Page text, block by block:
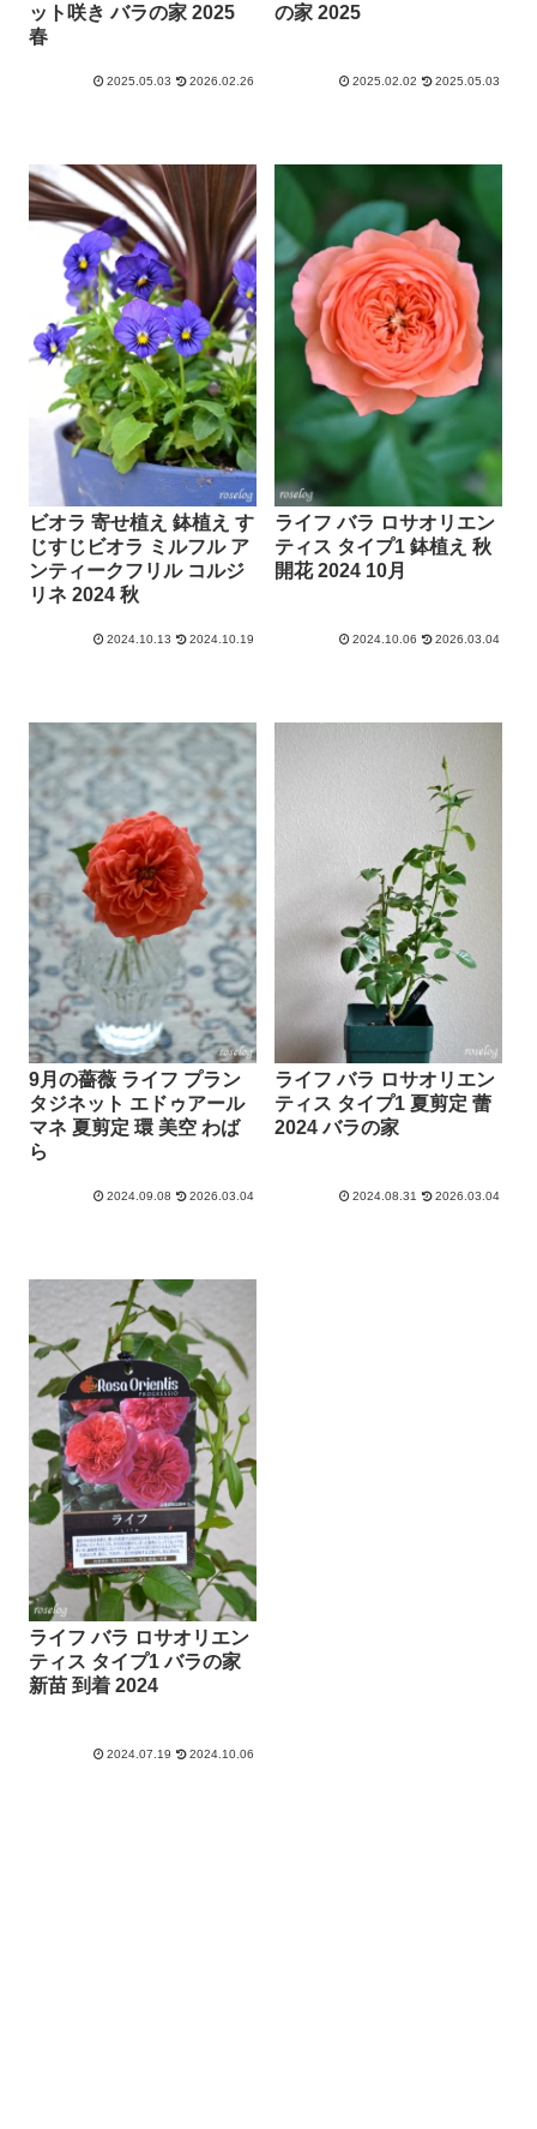
ット咲き バラの家 2025
春
2025.05.03 2026.02.26
の家 2025
2025.02.02 2025.05.03
ビオラ 寄せ植え 鉢植え す
じすじビオラ ミルフル ア
ンティークフリル コルジ
リネ 2024 秋
2024.10.13 2024.10.19
ライフ バラ ロサオリエン
ティス タイプ1 鉢植え 秋
開花 2024 10月
2024.10.06 2026.03.04
9月の薔薇 ライフ プラン
タジネット エドゥアール
マネ 夏剪定 環 美空 わば
ら
2024.09.08 2026.03.04
ライフ バラ ロサオリエン
ティス タイプ1 夏剪定 蕾
2024 バラの家
2024.08.31 2026.03.04
ライフ バラ ロサオリエン
ティス タイプ1 バラの家
新苗 到着 2024
2024.07.19 2024.10.06